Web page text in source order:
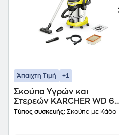
Άπαιχτη Τιμή +1
Σκούπα Υγρών και
Στερεών KARCHER WD 6
PS V-30/6/22/T 1300 W με
Τύπος συσκευής: Σκούπα με Κάδο